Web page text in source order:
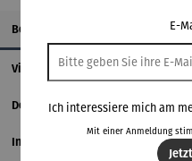
Beschreibung
Videos
Details
Informationen zum Hersteller
E-
Ich interessiere mich am
Mit einer Anmeldung